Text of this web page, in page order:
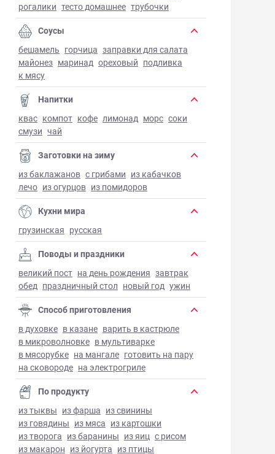
рогалики тесто домашнее трубочки
Соусы
бешамель горчица заправки для салата
майонез маринад ореховый подливка
к мясу
Напитки
квас компот кофе лимонад морс соки
смузи чай
Заготовки на зиму
из баклажанов с грибами из кабачков
лечо из огурцов из помидоров
Кухни мира
грузинская русская
Поводы и праздники
великий пост на день рождения завтрак
обед праздничный стол новый год ужин
Способ приготовления
в духовке в казане варить в кастрюле
в микроволновке в мультиварке
в мясорубке на мангале готовить на пару
на сковороде на электрогриле
По продукту
из тыквы из фарша из свинины
из говядины из мяса из картошки
из творога из баранины из яиц с рисом
из макарон из йогурта из птицы